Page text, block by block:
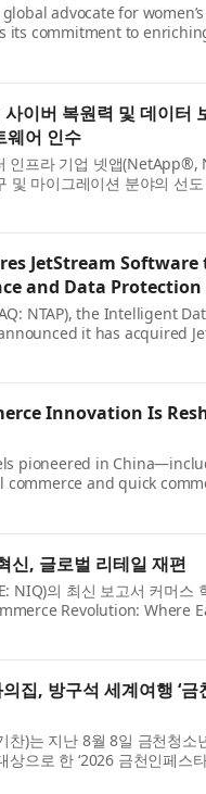
advocate for
its commitment to
its signature Pink
이버 복원력 및 데이터
웨어 인수
인프라 기업 넷앱(NetApp®,
및 마이그레이션 분야의 선
Software)를 인수했다고 발
JetStream Software
and Data
NTAP), the Intelligent
it has acquired
disaster recovery and
Innovation Is
pioneered in
commerce and quick
how consumers
신, 글로벌 리테일 재편
NIQ)의 최신 보고서 커머스
Revolution: Where
스, 소셜 커머스, 퀵 커머스
집, 방구석 세계여행 ‘금
찬)는 지난 8월 8일 금천청소
상으로 한 ‘2026 금천인페스
?’를 성황리에 개최했다고